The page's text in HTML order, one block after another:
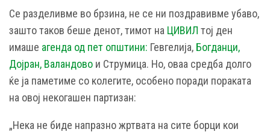
Се разделивме во брзина, не се ни поздравивме убаво,
зашто таков беше денот, тимот на ЦИВИЛ тој ден
имаше агенда од пет општини: Гевгелија, Богданци,
Дојран, Валандово и Струмица. Но, оваа средба долго
ќе ја паметиме со колегите, особено поради пораката
на овој некогашен партизан:
„Нека не биде напразно жртвата на сите борци кои